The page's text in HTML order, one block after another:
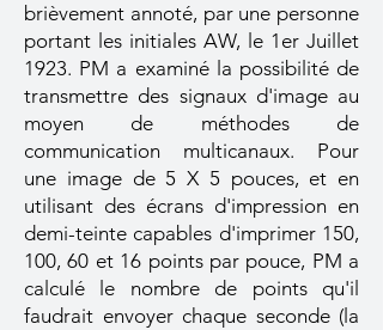
brièvement annoté, par une personne
portant les initiales AW, le 1er Juillet
1923. PM a examiné la possibilité de
transmettre des signaux d'image au
moyen de méthodes de
communication multicanaux. Pour
une image de 5 X 5 pouces, et en
utilisant des écrans d'impression en
demi-teinte capables d'imprimer 150,
100, 60 et 16 points par pouce, PM a
calculé le nombre de points qu'il
faudrait envoyer chaque seconde (la